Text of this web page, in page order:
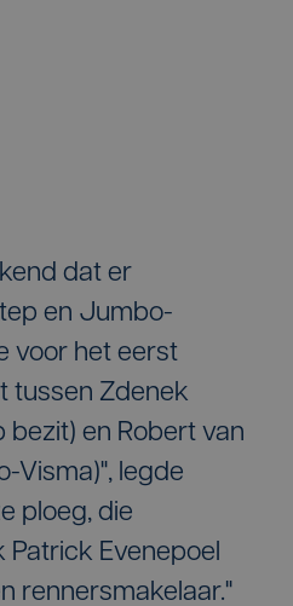
dat er
en Jumbo-
voor het eerst
tussen Zdenek
bezit) en Robert van
Visma)", legde
ploeg, die
Evenepoel
rennersmakelaar."